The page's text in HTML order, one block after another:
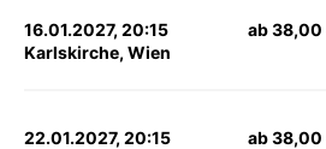
16.01.2027, 20:15
Karlskirche, Wien
ab 38,00
22.01.2027, 20:15
ab 38,00